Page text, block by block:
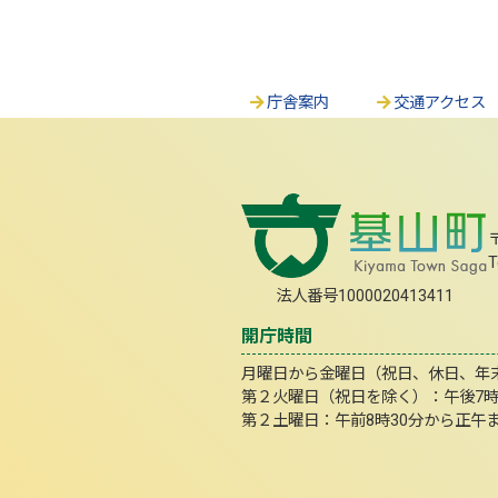
庁舎案内 交通アクセス
法人番号1000020413411
開庁時間
月曜日から金曜日（祝日、休日、
第２火曜日（祝日を除く）：午後7
第２土曜日：午前8時30分から正午